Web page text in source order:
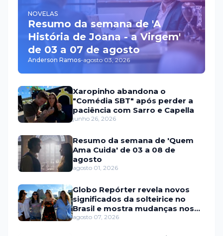
NOVELAS
Resumo da semana de 'A
História de Joana - a Virgem'
de 03 a 07 de agosto
Anderson Ramos-agosto 03, 2026
Xaropinho abandona o
"Comédia SBT" após perder a
paciência com Sarro e Capella
junho 26, 2026
Resumo da semana de 'Quem
Ama Cuida' de 03 a 08 de
agosto
agosto 01, 2026
Globo Repórter revela novos
significados da solteirice no
Brasil e mostra mudanças nos
relacionamentos
agosto 07, 2026